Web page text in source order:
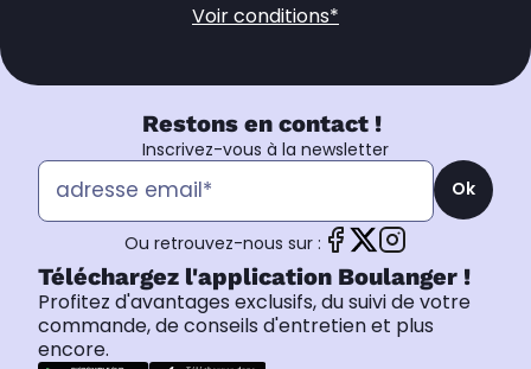
Voir conditions*
Restons en contact !
Inscrivez-vous à la newsletter
Ok
Ou retrouvez-nous sur :
Téléchargez l'application Boulanger !
Profitez d'avantages exclusifs, du suivi de votre
commande, de conseils d'entretien et plus
encore.